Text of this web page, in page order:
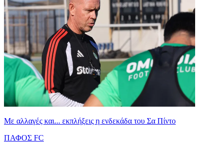
Με αλλαγές και... εκπλήξεις η ενδεκάδα του Σα Πίντο
ΠΑΦΟΣ FC